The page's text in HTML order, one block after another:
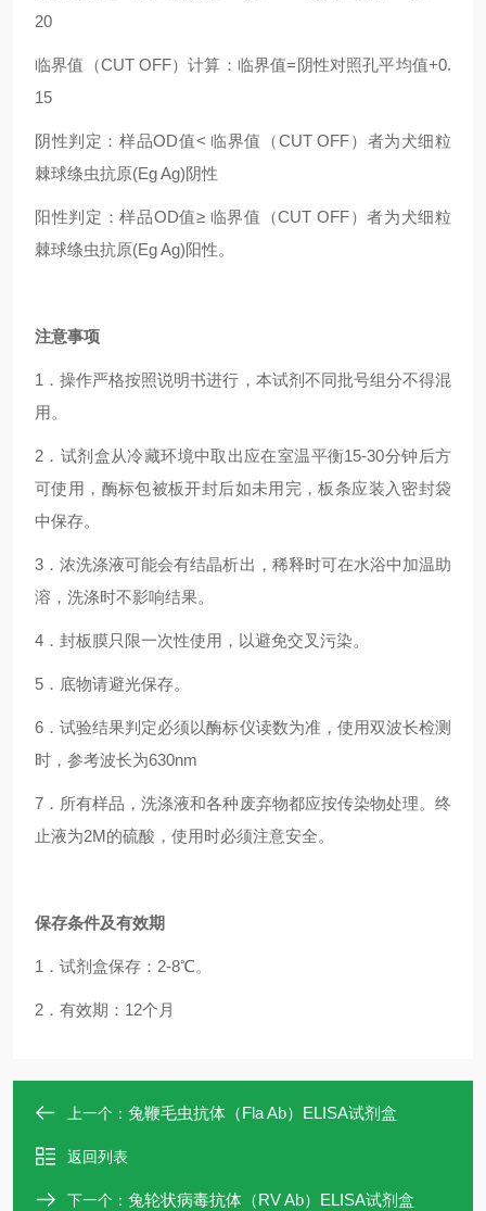
20
临界值（CUT OFF）计算：临界值=阴性对照孔平均值+0.
15
阴性判定：样品OD值< 临界值（CUT OFF）者为犬细粒
棘球绦虫抗原(Eg Ag)阴性
阳性判定：样品OD值≥ 临界值（CUT OFF）者为犬细粒
棘球绦虫抗原(Eg Ag)阳性。
注意事项
1．操作严格按照说明书进行，本试剂不同批号组分不得混
用。
2．试剂盒从冷藏环境中取出应在室温平衡15-30分钟后方
可使用，酶标包被板开封后如未用完，板条应装入密封袋
中保存。
3．浓洗涤液可能会有结晶析出，稀释时可在水浴中加温助
溶，洗涤时不影响结果。
4．封板膜只限一次性使用，以避免交叉污染。
5．底物请避光保存。
6．试验结果判定必须以酶标仪读数为准，使用双波长检测
时，参考波长为630nm
7．所有样品，洗涤液和各种废弃物都应按传染物处理。终
止液为2M的硫酸，使用时必须注意安全。
保存条件及有效期
1．试剂盒保存：2-8℃。
2．有效期：12个月
上一个： 兔鞭毛虫抗体（Fla Ab）ELISA试剂盒
返回列表
下一个： 兔轮状病毒抗体（RV Ab）ELISA试剂盒